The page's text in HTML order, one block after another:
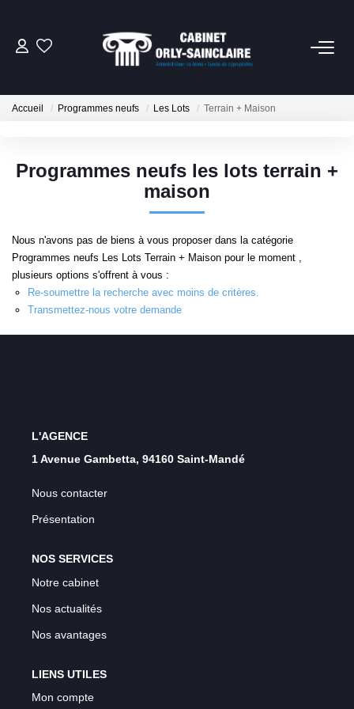
NOTRE SERVICE SYNDIC
EXTRANET
Accueil Programmes neufs Les Lots Terrain + Maison
Programmes neufs les lots terrain +
maison
Nous n'avons pas de biens à vous proposer dans la catégorie
Programmes neufs Les Lots Terrain + Maison pour le moment ,
plusieurs options s'offrent à vous :
Re-soumettre la recherche avec moins de critères.
Transmettez-nous votre demande
L'AGENCE
1 Avenue Gambetta, 94160 Saint-Mandé
Nous contacter
Présentation
NOS SERVICES
Notre cabinet
Nos actualités
Nos avantages
LIENS UTILES
Mon compte